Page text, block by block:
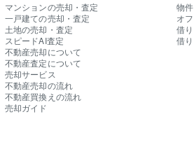
マンションの売却・査定
一戸建ての売却・査定
土地の売却・査定
スピードAI査定
不動産売却について
不動産査定について
売却サービス
不動産売却の流れ
不動産買換えの流れ
売却ガイド
物
オ
借
借